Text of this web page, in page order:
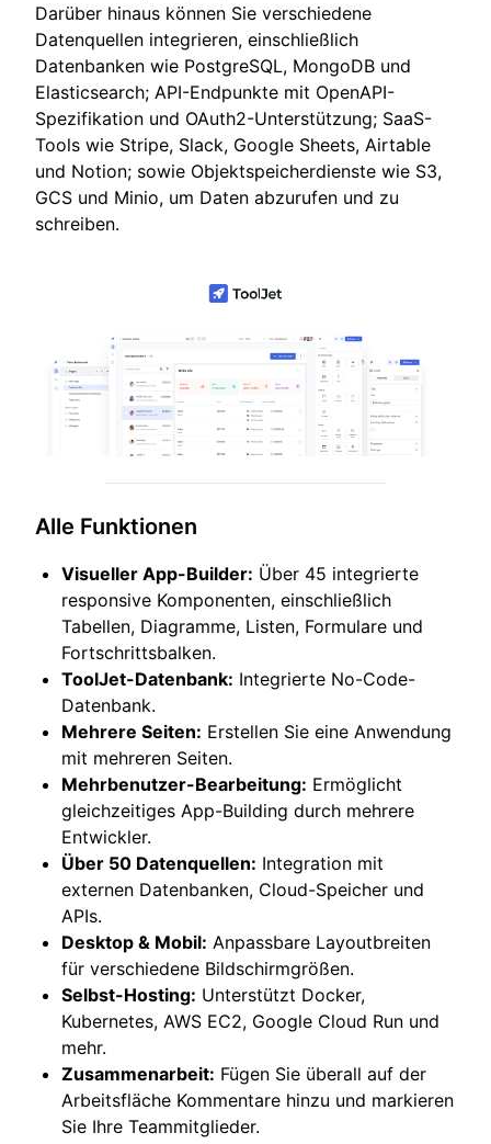
Darüber hinaus können Sie verschiedene
Datenquellen integrieren, einschließlich
Datenbanken wie PostgreSQL, MongoDB und
Elasticsearch; API-Endpunkte mit OpenAPI-
Spezifikation und OAuth2-Unterstützung; SaaS-
Tools wie Stripe, Slack, Google Sheets, Airtable
und Notion; sowie Objektspeicherdienste wie S3,
GCS und Minio, um Daten abzurufen und zu
schreiben.
Alle Funktionen
Visueller App-Builder: Über 45 integrierte
responsive Komponenten, einschließlich
Tabellen, Diagramme, Listen, Formulare und
Fortschrittsbalken.
ToolJet-Datenbank: Integrierte No-Code-
Datenbank.
Mehrere Seiten: Erstellen Sie eine Anwendung
mit mehreren Seiten.
Mehrbenutzer-Bearbeitung: Ermöglicht
gleichzeitiges App-Building durch mehrere
Entwickler.
Über 50 Datenquellen: Integration mit
externen Datenbanken, Cloud-Speicher und
APIs.
Desktop & Mobil: Anpassbare Layoutbreiten
für verschiedene Bildschirmgrößen.
Selbst-Hosting: Unterstützt Docker,
Kubernetes, AWS EC2, Google Cloud Run und
mehr.
Zusammenarbeit: Fügen Sie überall auf der
Arbeitsfläche Kommentare hinzu und markieren
Sie Ihre Teammitglieder.